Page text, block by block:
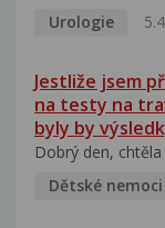
Urologie
Jestliže jsem
na testy na
byly by
Dobrý den,
Dětské nemoci